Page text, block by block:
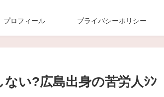
プロフィール プライバシーポリシー
い?広島出身の苦労人ｼﾝ